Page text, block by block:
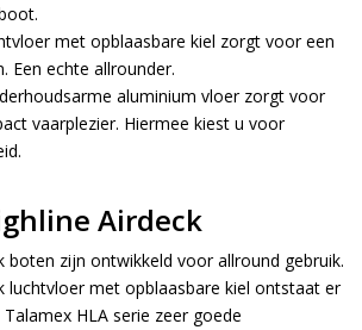
met opblaasbare kiel zorgt voor een
Een echte allrounder.
aluminium vloer zorgt voor
vaarplezier. Hiermee kiest u voor
Airdeck
boten zijn ontwikkeld voor allround gebruik.
luchtvloer met opblaasbare kiel ontstaat er
HLA serie zeer goede